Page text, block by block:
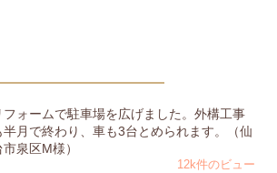
フォームで駐車場を広げました。外構工事
半月で終わり、車も3台とめられます。（仙
市泉区M様）
12k件のビュー